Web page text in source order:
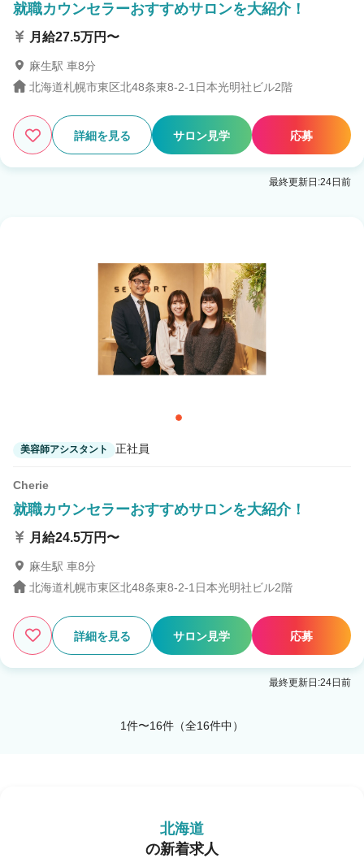
就職カウンセラーおすすめサロンを大紹介！
月給27.5万円〜
麻生駅 車8分
北海道札幌市東区北48条東8-2-1日本光明社ビル2階
詳細を見る サロン見学 応募
最終更新日:24日前
美容師アシスタント 正社員
Cherie
就職カウンセラーおすすめサロンを大紹介！
月給24.5万円〜
麻生駅 車8分
北海道札幌市東区北48条東8-2-1日本光明社ビル2階
詳細を見る サロン見学 応募
最終更新日:24日前
1件〜16件（全16件中）
北海道
の新着求人